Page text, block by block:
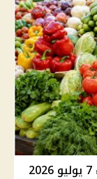
أسعار الخضروات والفاكهة اليوم الثلاثاء 7 يوليو 2026